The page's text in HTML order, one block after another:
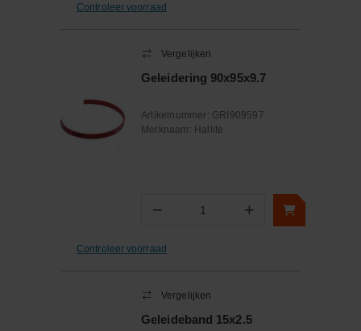
Controleer voorraad
Vergelijken
Geleidering 90x95x9.7
Artikelnummer: GRI909597
Merknaam: Hallite
− Aantal +
Controleer voorraad
Vergelijken
Geleideband 15x2.5